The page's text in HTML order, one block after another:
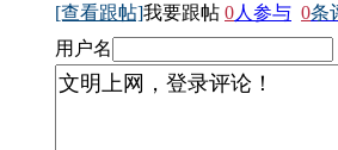
[查看跟帖]我要跟帖 0人参与 0条
用户名